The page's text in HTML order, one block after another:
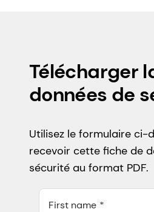
Télécharger
données de
Utilisez le formulaire ci-
recevoir cette fiche de
sécurité au format PDF.
First name